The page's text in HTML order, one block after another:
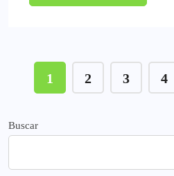
1 2 3 4
Buscar